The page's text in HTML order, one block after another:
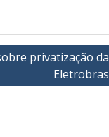
privatização da
Eletrobras